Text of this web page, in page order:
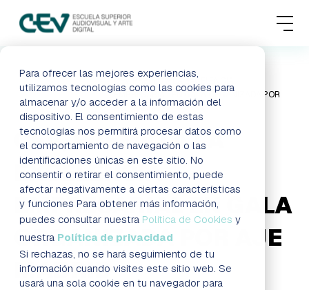
Para ofrecer las mejores experiencias,
utilizamos tecnologías como las cookies para
almacenar y/o acceder a la información del
dispositivo. El consentimiento de estas
tecnologías nos permitirá procesar datos como
el comportamiento de navegación o las
identificaciones únicas en este sitio. No
consentir o retirar el consentimiento, puede
afectar negativamente a ciertas características
y funciones Para obtener más información,
puedes consultar nuestra Política de Cookies y
nuestra Política de privacidad
Si rechazas, no se hará seguimiento de tu
información cuando visites este sitio web. Se
usará una sola cookie en tu navegador para
MENU
FORMACIONES
ADMISIONES
ACTUALIDAD
ESCUELA
CONTACTO
RESERVAR PLAZA VISITAR ESCUELA
CEV, PREMIO A LA
EXCELENCIA
EMPRESARIAL EN GALA
ORGANIZADA POR AJE
MADRID
CEV, PREMIO A LA EXCELENCIA
EMPRESARIAL EN GALA ORGANIZADA POR
AJE MADRID